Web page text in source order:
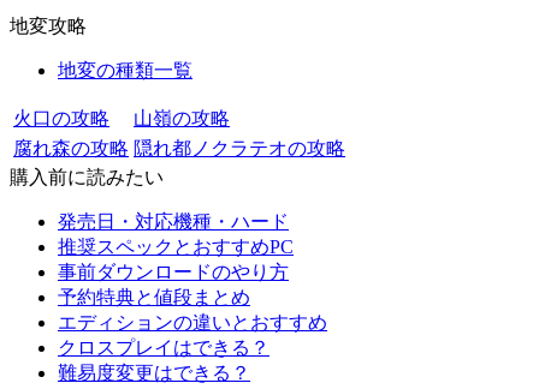
地変攻略
地変の種類一覧
火口の攻略
山嶺の攻略
腐れ森の攻略 隠れ都ノクラテオの攻略
購入前に読みたい
発売日・対応機種・ハード
推奨スペックとおすすめPC
事前ダウンロードのやり方
予約特典と値段まとめ
エディションの違いとおすすめ
クロスプレイはできる？
難易度変更はできる？